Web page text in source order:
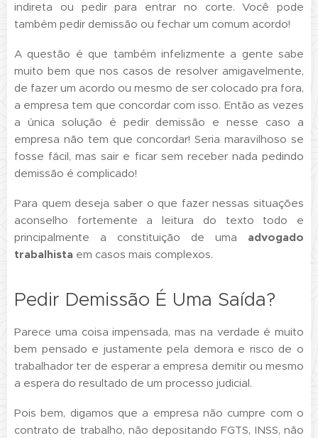
indireta ou pedir para entrar no corte. Você pode
também pedir demissão ou fechar um comum acordo!
A questão é que também infelizmente a gente sabe
muito bem que nos casos de resolver amigavelmente,
de fazer um acordo ou mesmo de ser colocado pra fora,
a empresa tem que concordar com isso. Então as vezes
a única solução é pedir demissão e nesse caso a
empresa não tem que concordar! Seria maravilhoso se
fosse fácil, mas sair e ficar sem receber nada pedindo
demissão é complicado!
Para quem deseja saber o que fazer nessas situações
aconselho fortemente a leitura do texto todo e
principalmente a constituição de uma advogado
trabalhista em casos mais complexos.
Pedir Demissão É Uma Saída?
Parece uma coisa impensada, mas na verdade é muito
bem pensado e justamente pela demora e risco de o
trabalhador ter de esperar a empresa demitir ou mesmo
a espera do resultado de um processo judicial.
Pois bem, digamos que a empresa não cumpre com o
contrato de trabalho, não depositando FGTS, INSS, não